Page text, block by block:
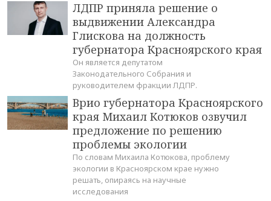
ЛДПР приняла решение о
выдвижении Александра
Глискова на должность
губернатора Красноярского края
Он является депутатом
Законодательного Собрания и
руководителем фракции ЛДПР.
Врио губернатора Красноярского
края Михаил Котюков озвучил
предложение по решению
проблемы экологии
По словам Михаила Котюкова, проблему
экологии в Красноярском крае нужно
решать, опираясь на научные
исследования